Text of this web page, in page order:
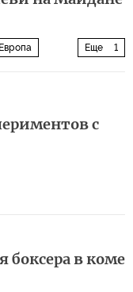
Еще 1
Европа
с
боксера в коме